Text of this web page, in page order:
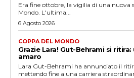
Era fine ottobre, la vigilia di una nuova
Mondo. L'ultima...
6 Agosto 2026
COPPA DEL MONDO
Grazie Lara! Gut-Behrami si
amaro
Lara Gut-Behrami ha annunciato il
mettendo fine a una carriera